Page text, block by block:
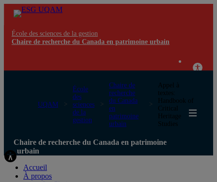
École des sciences de la gestion
Chaire de recherche du Canada en patrimoine urbain
UQAM
École
des
sciences
de la
gestion
Chaire de
recherche
du Canada
en
patrimoine
urbain
Appel à
textes:
Handbook of
Critical
Heritage
Studies
Chaire de recherche du Canada en patrimoine
urbain
Accueil
À propos